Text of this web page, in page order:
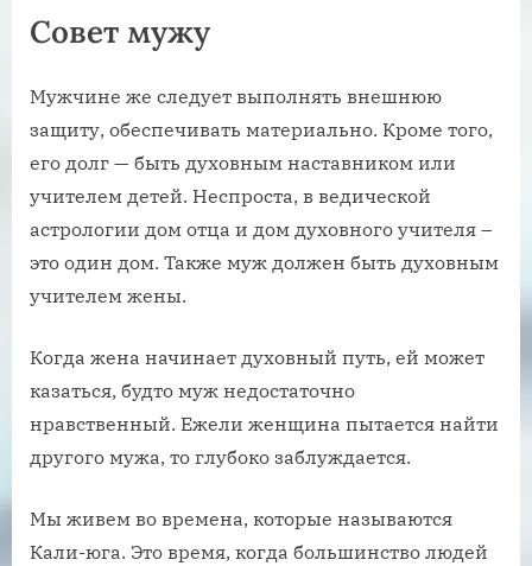
Совет мужу
Мужчине же следует выполнять внешнюю
защиту, обеспечивать материально. Кроме того,
его долг — быть духовным наставником или
учителем детей. Неспроста, в ведической
астрологии дом отца и дом духовного учителя –
это один дом. Также муж должен быть духовным
учителем жены.
Когда жена начинает духовный путь, ей может
казаться, будто муж недостаточно
нравственный. Ежели женщина пытается найти
другого мужа, то глубоко заблуждается.
Мы живем во времена, которые называются
Кали-юга. Это время, когда большинство людей